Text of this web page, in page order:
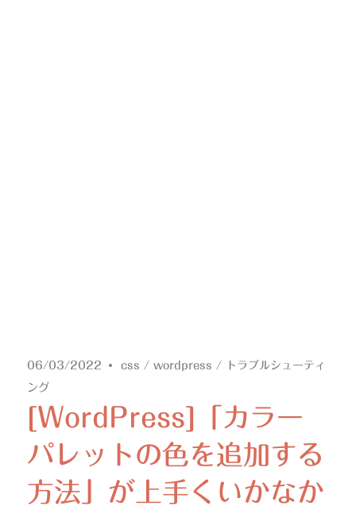
06/03/2022 css /wordpress /
トラブルシューティ
ング
[WordPress]「カラー
パレットの色を追加する
方法」が上手くいかなか